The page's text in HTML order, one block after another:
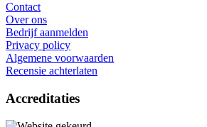
Contact
Over ons
Bedrijf aanmelden
Privacy policy
Algemene voorwaarden
Recensie achterlaten
Accreditaties